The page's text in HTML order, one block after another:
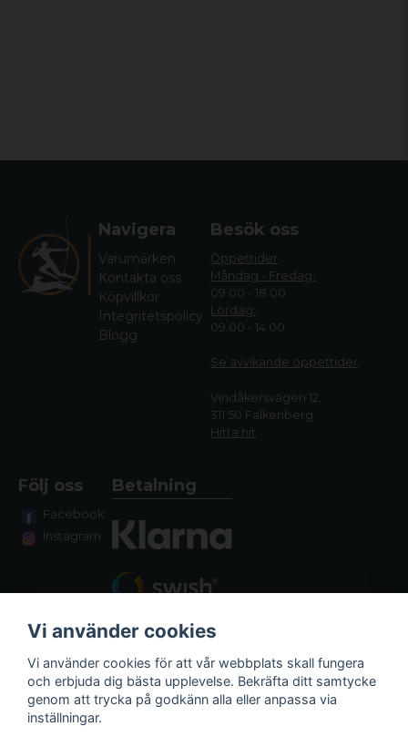
Navigera
Varumärken
Kontakta oss
Köpvillkor
Integritetspolicy
Blogg
Besök oss
Öppettider
Måndag - Fredag:
09.00 - 18.00
Lördag:
09.00 - 14.00
Se avvikande öppettider
Vindåkersvägen 12,
311 50 Falkenberg
Hitta hit
Följ oss
Facebook
Instagram
Betalning
Fraktalternativ
Vi använder cookies
Vi använder cookies för att vår webbplats skall fungera
och erbjuda dig bästa upplevelse. Bekräfta ditt samtycke
genom att trycka på godkänn alla eller anpassa via
inställningar.